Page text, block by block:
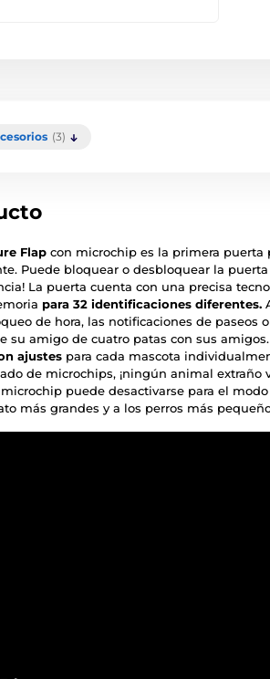
(3)
Flap con microchip es la primera puerta
Puede bloquear o desbloquear la
La puerta cuenta con una precisa
para 32 identificaciones diferentes.
de hora, las notificaciones de paseos
su amigo de cuatro patas con sus amigos.
ajustes para cada mascota
de microchips, ¡ningún animal extraño
puede desactivarse para el
más grandes y a los perros más